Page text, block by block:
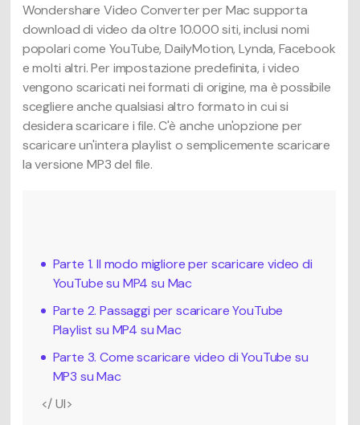
Wondershare Video Converter per Mac supporta
download di video da oltre 10.000 siti, inclusi nomi
popolari come YouTube, DailyMotion, Lynda, Facebook
e molti altri. Per impostazione predefinita, i video
vengono scaricati nei formati di origine, ma è possibile
scegliere anche qualsiasi altro formato in cui si
desidera scaricare i file. C'è anche un'opzione per
scaricare un'intera playlist o semplicemente scaricare
la versione MP3 del file.
Parte 1. Il modo migliore per scaricare video di
YouTube su MP4 su Mac
Parte 2. Passaggi per scaricare YouTube
Playlist su MP4 su Mac
Parte 3. Come scaricare video di YouTube su
MP3 su Mac
</ Ul>